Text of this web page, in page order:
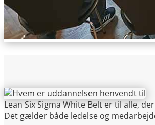
Lean Six Sigma White Belt er til alle,
Det gælder både ledelse og